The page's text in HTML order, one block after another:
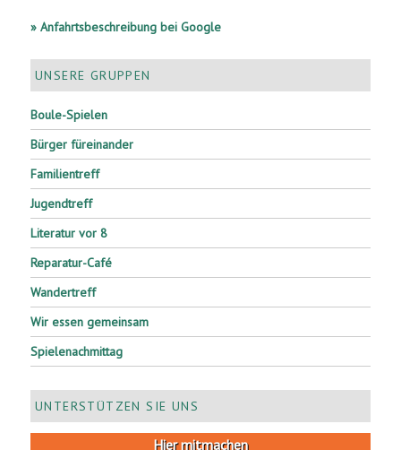
» Anfahrtsbeschreibung bei Google
UNSERE GRUPPEN
Boule-Spielen
Bürger füreinander
Familientreff
Jugendtreff
Literatur vor 8
Reparatur-Café
Wandertreff
Wir essen gemeinsam
Spielenachmittag
UNTERSTÜTZEN SIE UNS
Hier mitmachen